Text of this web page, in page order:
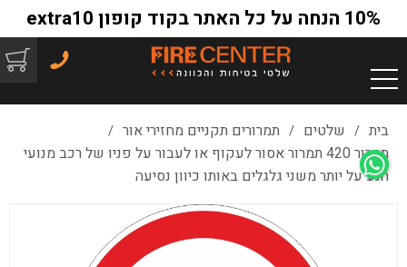
10% הנחה על כל האתר בקוד קופון extra10
בית / שלטים / תמרורים תקניים מחזירי אור /
תמרור 420 תמרור אסור לעקוף או לעבור על פניו של רכב מנועי
הנע על יותר משני גלגלים באותו כיוון נסיעה